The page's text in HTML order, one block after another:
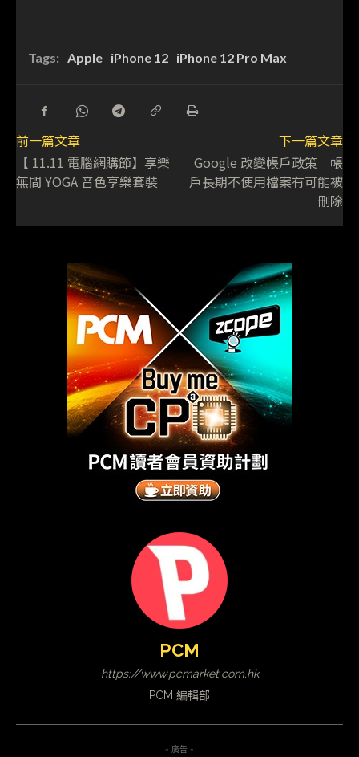
Tags: Apple iPhone 12 iPhone 12 Pro Max
前一篇文章
【 11.11 電腦網購節】享樂
無間 YOGA 音色享樂套裝
下一篇文章
Google 改變帳戶政策 帳
戶長期不使用檔案有可能被
刪除
PCM
https://www.pcmarket.com.hk
PCM 編輯部
- 廣告 -